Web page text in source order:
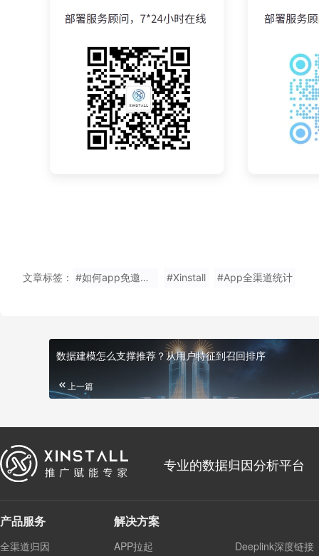
文章标签： #如何app免邀请码多少钱 #Xinstall #App全渠道统计
数据建模怎么支撑推荐？从用户特征到召回排序
上一篇
专业的数据归因分析平台
产品服务
全渠道归因
解决方案
APP拉起
Deeplink深度链接